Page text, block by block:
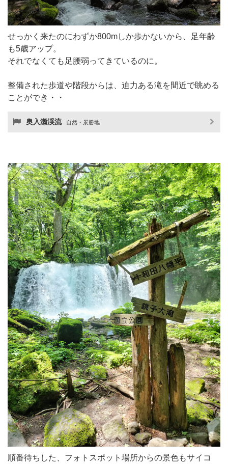
せっかく来たのにわずか800mしか歩かないから、足年齢
も5歳アップ。
それでなくても足腰弱ってきているのに。
整備された歩道や階段からは、迫力ある滝を間近で眺める
ことができ・・
奥入瀬渓流 自然・景勝地
順番待ちした、フォトスポット場所からの景色もサイコ